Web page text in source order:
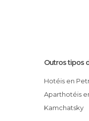
Outros tipos
Hotéis en
Aparthotéis en Petropavlovsk
Kamchatsky